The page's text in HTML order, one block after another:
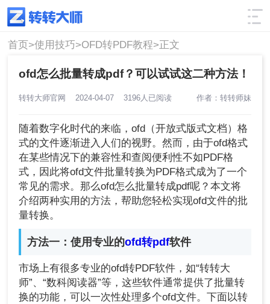
使用技巧 筛选
首页>使用技巧>OFD转PDF教程>正文
ofd怎么批量转成pdf？可以试试这二种方法！
转转大师官网 2024-04-07 3196人已阅读 作者：转转师妹
随着数字化时代的来临，ofd（开放式版式文档）格
式的文件逐渐进入人们的视野。然而，由于ofd格式
在某些情况下的兼容性和查阅便利性不如PDF格
式，因此将ofd文件批量转换为PDF格式成为了一个
常见的需求。那么ofd怎么批量转成pdf呢？本文将
介绍两种实用的方法，帮助您轻松实现ofd文件的批
量转换。
方法一：使用专业的ofd转pdf软件
市场上有很多专业的ofd转PDF软件，如“转转大
师”、“数科阅读器”等，这些软件通常提供了批量转
换的功能，可以一次性处理多个ofd文件。下面以转